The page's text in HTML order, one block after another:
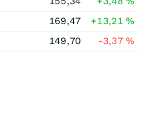
169,47 +13,21%
149,70 -3,37%